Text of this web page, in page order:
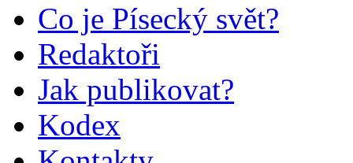
Co je Písecký svět?
Redaktoři
Jak publikovat?
Kodex